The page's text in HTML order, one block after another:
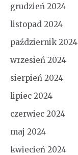
grudzień 2024
listopad 2024
październik 2024
wrzesień 2024
sierpień 2024
lipiec 2024
czerwiec 2024
maj 2024
kwiecień 2024